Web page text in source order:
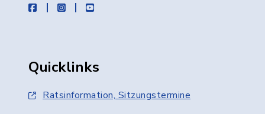
facebookinstagramyoutube
Quicklinks
Ratsinformation, Sitzungstermine